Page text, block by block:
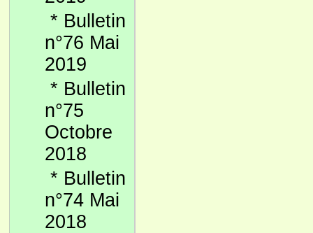
* Bulletin
n°76 Mai
2019
* Bulletin
n°75
Octobre
2018
* Bulletin
n°74 Mai
2018